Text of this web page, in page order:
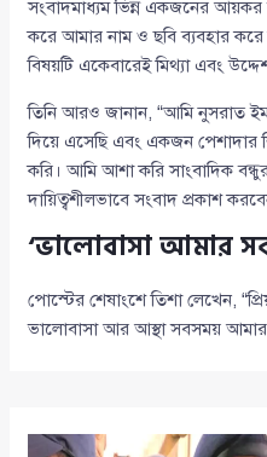
সংবাদমাধ্যম ভিন্ন একজনের আয়কর
করে আমার নাম ও ছবি ব্যবহার করে
বিষয়টি একেবারেই মিথ্যা এবং
তিনি আরও জানান, “আমি নুসরাত
দিয়ে এসেছি এবং একজন পেশাদার
করি। আমি আশা করি সাংবাদিক
দায়িত্বশীলভাবে সংবাদ প্রকাশ
‘ভালোবাসা আমার
পোস্টের শেষাংশে তিশা লেখেন,
ভালোবাসা আর আস্থা সবসময় আমার